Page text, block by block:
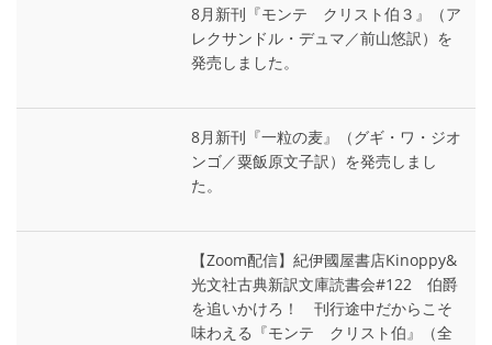
8月新刊『モンテ゠クリスト伯３』（ア
レクサンドル・デュマ／前山悠訳）を
発売しました。
8月新刊『一粒の麦』（グギ・ワ・ジオ
ンゴ／粟飯原文子訳）を発売しまし
た。
【Zoom配信】紀伊國屋書店Kinoppy&
光文社古典新訳文庫読書会#122 伯爵
を追いかけろ！ 刊行途中だからこそ
味わえる『モンテ゠クリスト伯』（全